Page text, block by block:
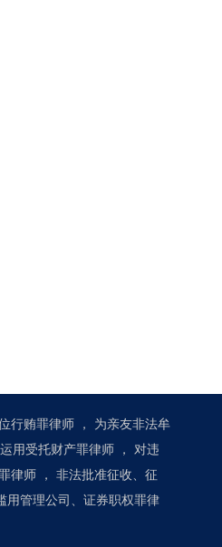
行贿罪律师 ，
为亲友非法牟
用受托财产罪律师 ，
对违
律师 ，
非法批准征收、征
用管理公司、证券职权罪律